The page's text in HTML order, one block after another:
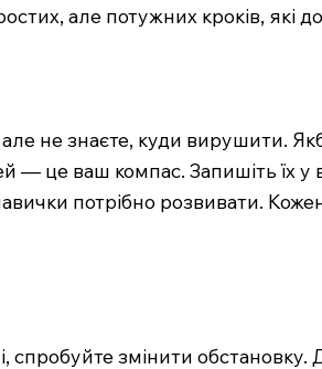
але потужних кроків, які
не знаєте, куди вирушити.
— це ваш компас. Запишіть
навички потрібно розвивати.
спробуйте змінити